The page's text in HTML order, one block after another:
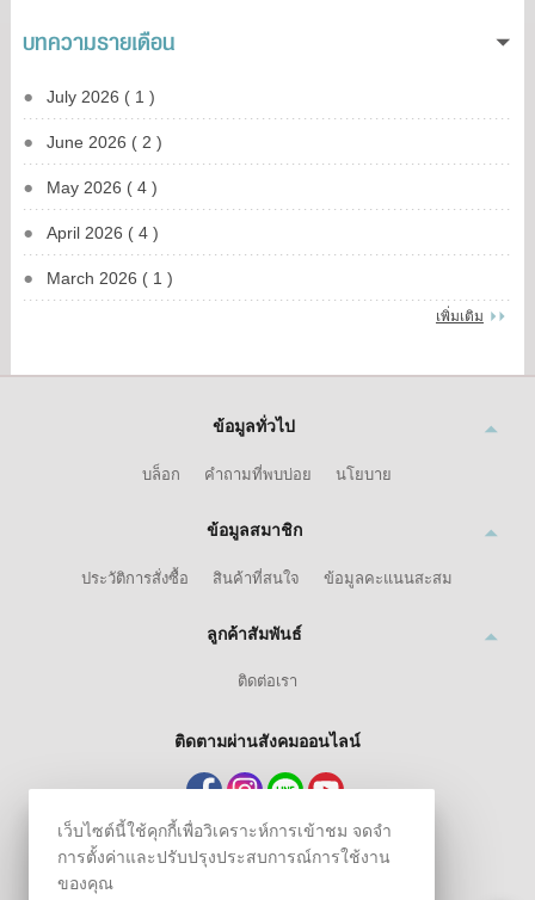
บทความรายเดือน
July 2026 ( 1 )
June 2026 ( 2 )
May 2026 ( 4 )
April 2026 ( 4 )
March 2026 ( 1 )
เพิ่มเติม
ข้อมูลทั่วไป
บล็อก คำถามที่พบบ่อย นโยบาย
ข้อมูลสมาชิก
ประวัติการสั่งซื้อ สินค้าที่สนใจ ข้อมูลคะแนนสะสม
ลูกค้าสัมพันธ์
ติดต่อเรา
ติดตามผ่านสังคมออนไลน์
เว็บไซต์นี้ใช้คุกกี้เพื่อวิเคราะห์การเข้าชม จดจำ
การตั้งค่าและปรับปรุงประสบการณ์การใช้งาน
ของคุณ